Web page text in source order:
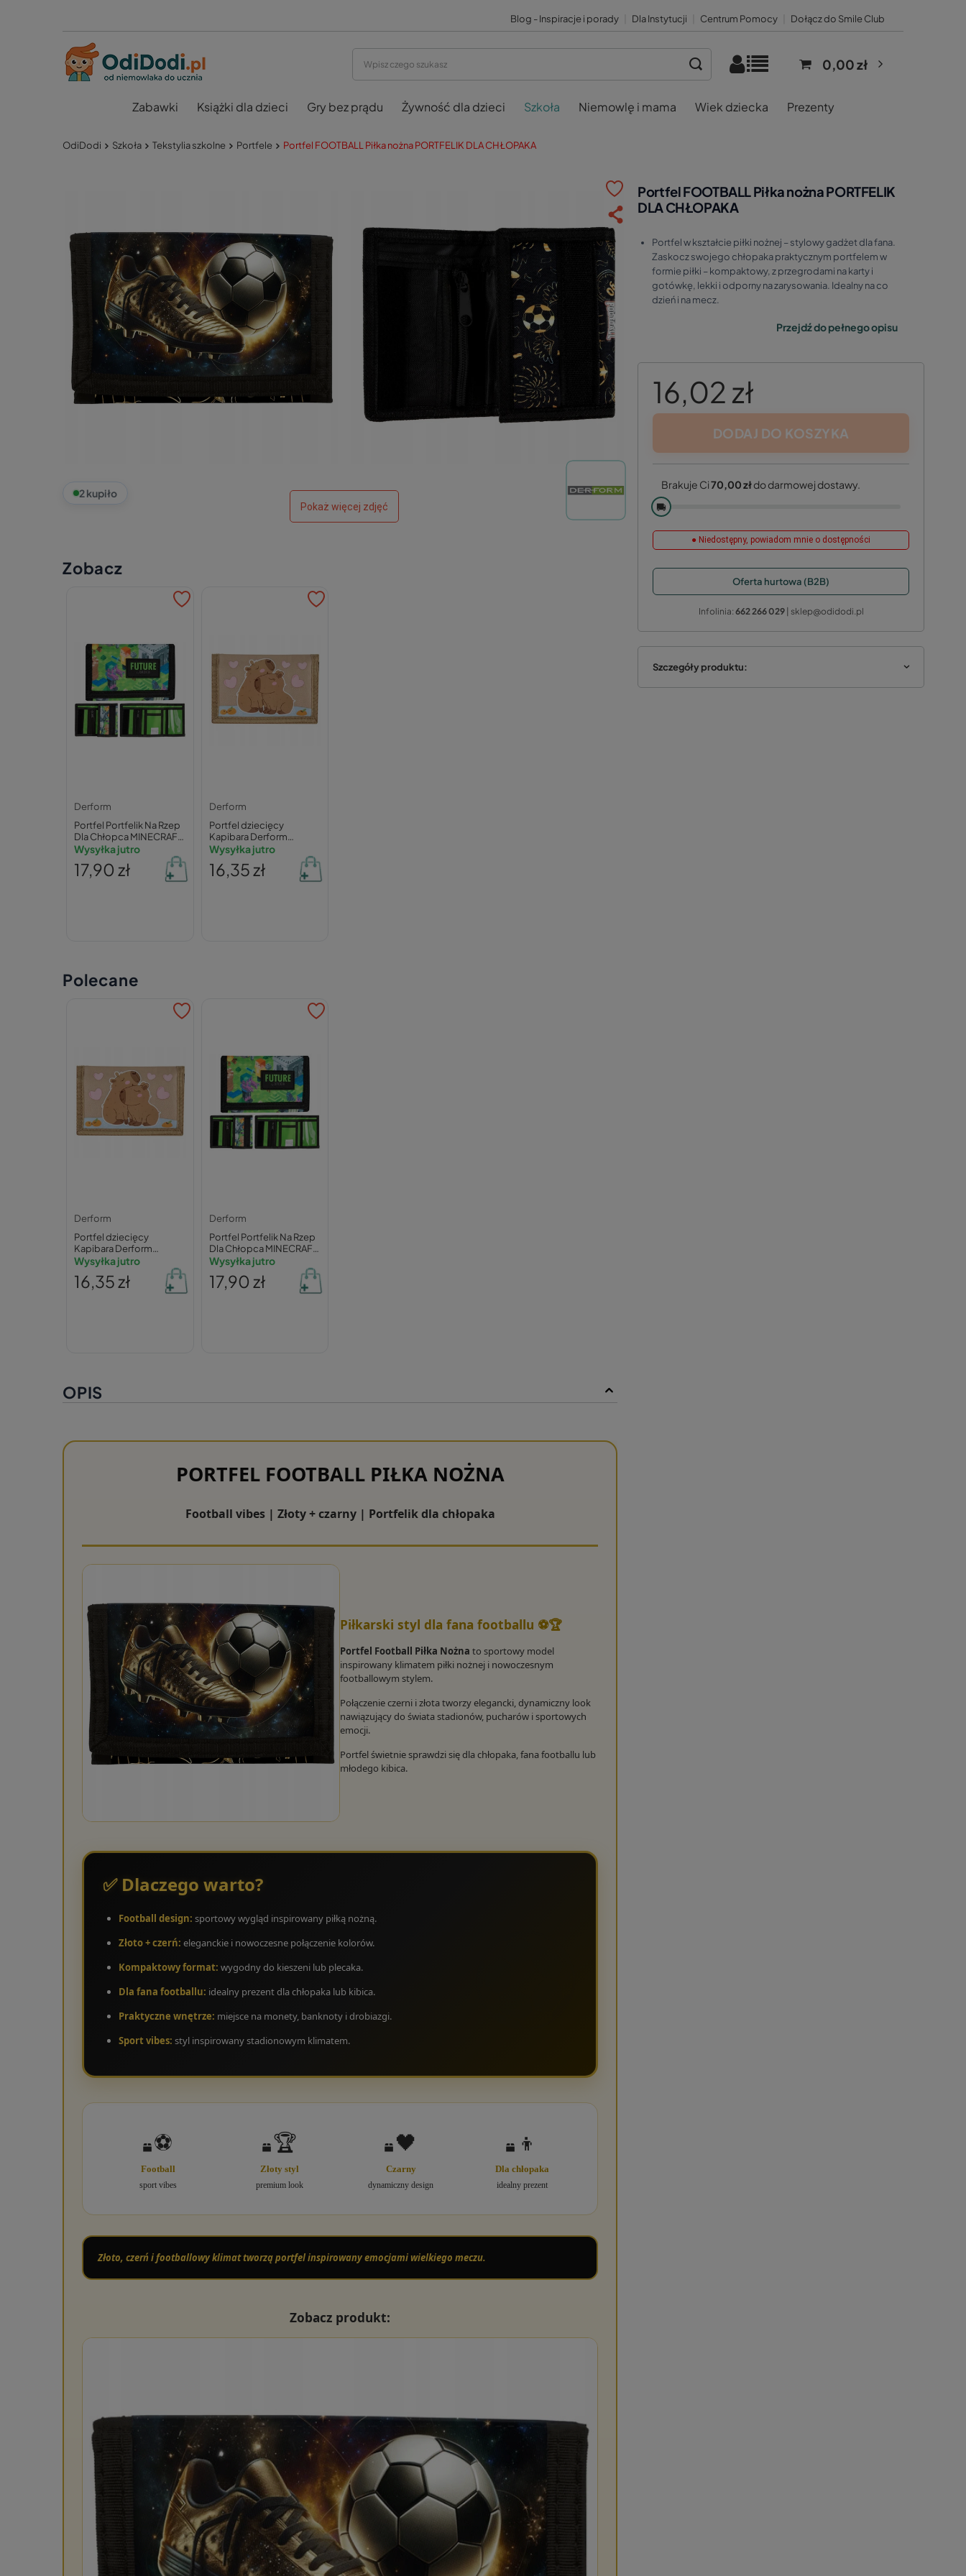
Blog - Inspiracje i porady Dla Instytucji Centrum Pomocy Dołącz do Smile Club
0,00 zł
Zabawki Książki dla dzieci Gry bez prądu Żywność dla dzieci Szkoła Niemowlę i mama Wiek dziecka Prezenty
OdiDodi Szkoła Tekstylia szkolne Portfele Portfel FOOTBALL Piłka nożna PORTFELIK DLA CHŁOPAKA
2 kupiło
Pokaż więcej zdjęć
Portfel FOOTBALL Piłka nożna PORTFELIK
DLA CHŁOPAKA
Portfel w kształcie piłki nożnej – stylowy gadżet dla fana.
Zaskocz swojego chłopaka praktycznym portfelem w
formie piłki – kompaktowy, z przegrodami na karty i
gotówkę, lekki i odporny na zarysowania. Idealny na co
dzień i na mecz.
Przejdź do pełnego opisu
16,02 zł
DODAJ DO KOSZYKA
Brakuje Ci70,00 złdo darmowej dostawy.
🚚
● Niedostępny, powiadom mnie o dostępności
Oferta hurtowa (B2B)
Infolinia: 662 266 029| sklep@odidodi.pl
Szczegóły produktu:
Zobacz
Derform
Portfel Portfelik Na Rzep
Dla Chłopca MINECRAFT
Fana Gry Pixele Derform
Wysyłka jutro
17,90 zł
Derform
Portfel dziecięcy
Kapibara Derform
0,045 kg
Wysyłka jutro
16,35 zł
Polecane
Derform
Portfel dziecięcy
Kapibara Derform
0,045 kg
Wysyłka jutro
16,35 zł
Derform
Portfel Portfelik Na Rzep
Dla Chłopca MINECRAFT
Fana Gry Pixele Derform
Wysyłka jutro
17,90 zł
OPIS
PORTFEL FOOTBALL PIŁKA NOŻNA
Football vibes | Złoty + czarny | Portfelik dla chłopaka
Piłkarski styl dla fana footballu ⚽🏆
Portfel Football Piłka Nożna to sportowy model
inspirowany klimatem piłki nożnej i nowoczesnym
footballowym stylem.
Połączenie czerni i złota tworzy elegancki, dynamiczny look
nawiązujący do świata stadionów, pucharów i sportowych
emocji.
Portfel świetnie sprawdzi się dla chłopaka, fana footballu lub
młodego kibica.
✅ Dlaczego warto?
Football design: sportowy wygląd inspirowany piłką nożną.
Złoto + czerń: eleganckie i nowoczesne połączenie kolorów.
Kompaktowy format: wygodny do kieszeni lub plecaka.
Dla fana footballu: idealny prezent dla chłopaka lub kibica.
Praktyczne wnętrze: miejsce na monety, banknoty i drobiazgi.
Sport vibes: styl inspirowany stadionowym klimatem.
⚽
Football
sport vibes
🏆
Złoty styl
premium look
🖤
Czarny
dynamiczny design
👦
Dla chłopaka
idealny prezent
Złoto, czerń i footballowy klimat tworzą portfel inspirowany emocjami wielkiego meczu.
Zobacz produkt: